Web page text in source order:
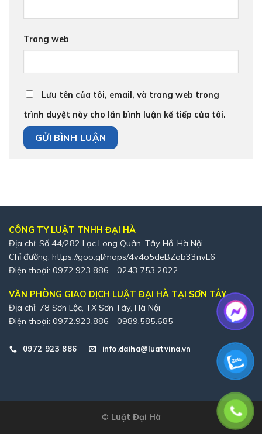
Trang web
Lưu tên của tôi, email, và trang web trong
trình duyệt này cho lần bình luận kế tiếp của tôi.
CÔNG TY LUẬT TNHH ĐẠI HÀ
Địa chỉ: Số 44/282 Lạc Long Quân, Tây Hồ, Hà Nội
Chỉ đường: https://goo.gl/maps/4v4o5deBZob33nvL6
Điện thoại: 0972.923.886 - 0243.753.2022
VĂN PHÒNG GIAO DỊCH LUẬT ĐẠI HÀ TẠI SƠN TÂY
Địa chỉ: 78 Sơn Lộc, TX Sơn Tây, Hà Nội
Điện thoại: 0972.923.886 - 0989.585.685
0972 923 886 info.daiha@luatvina.vn
© Luật Đại Hà